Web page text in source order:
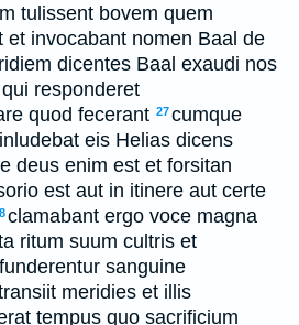
tulissent bovem quem
et invocabant nomen Baal de
dicentes Baal exaudi nos
responderet
quod fecerant 27cumque
eis Helias dicens
deus enim est et forsitan
est aut in itinere aut certe
clamabant ergo voce magna
ritum suum cultris et
sanguine
meridies et illis
tempus quo sacrificium